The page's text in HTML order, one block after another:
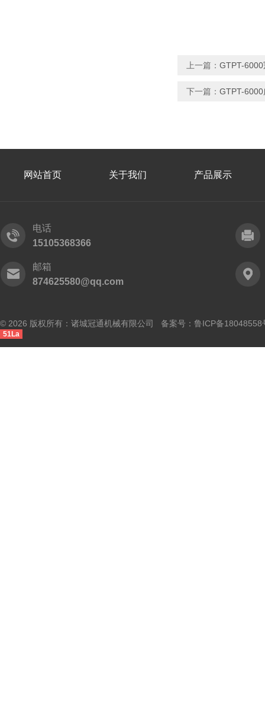
上一篇： GTPT-
下一篇： GTPT-
网站首页 关于我们 产品展示
电话
15105368366
邮箱
874625580@qq.com
© 2026 版权所有：诸城冠通机械有限公司 备案号： 鲁ICP备18048558
51La